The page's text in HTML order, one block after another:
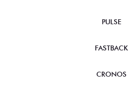
PULSE
FASTBACK
CRONOS